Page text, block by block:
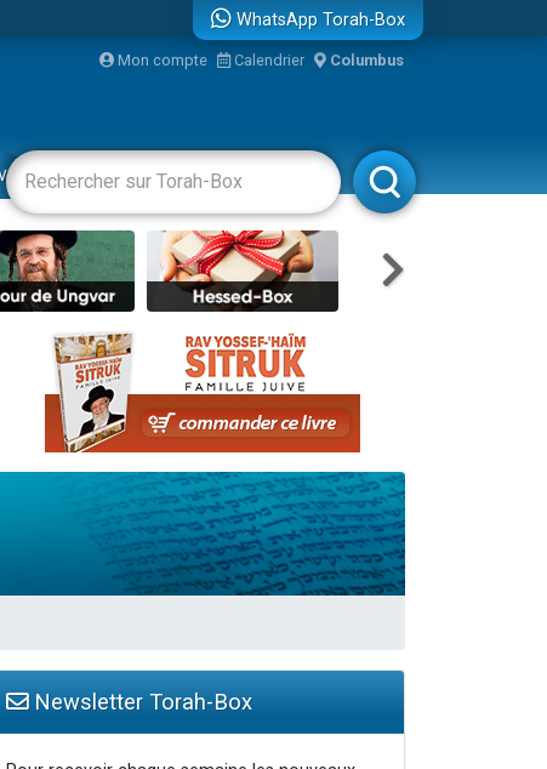
WhatsApp Torah-Box
Mon compte Calendrier Columbus
Livres Rabbanim
Newsletter Torah-Box